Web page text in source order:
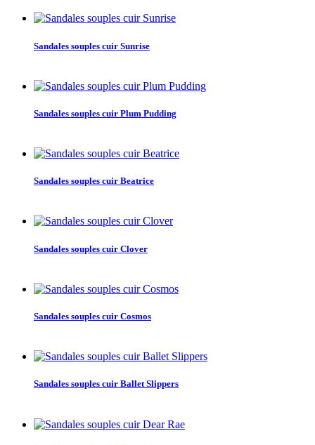
Sandales souples cuir Sunrise
Sandales souples cuir Plum Pudding
Sandales souples cuir Beatrice
Sandales souples cuir Clover
Sandales souples cuir Cosmos
Sandales souples cuir Ballet Slippers